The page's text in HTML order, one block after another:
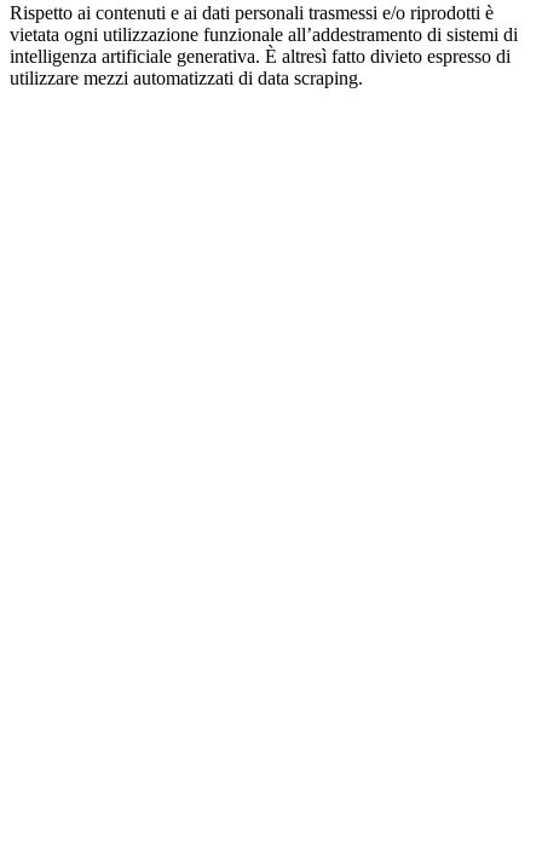
Rispetto ai contenuti e ai dati personali trasmessi e/o riprodotti è
vietata ogni utilizzazione funzionale all’addestramento di sistemi di
intelligenza artificiale generativa. È altresì fatto divieto espresso di
utilizzare mezzi automatizzati di data scraping.